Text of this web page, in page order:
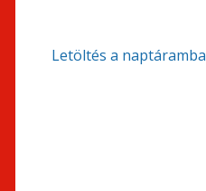
Letöltés a naptáramba